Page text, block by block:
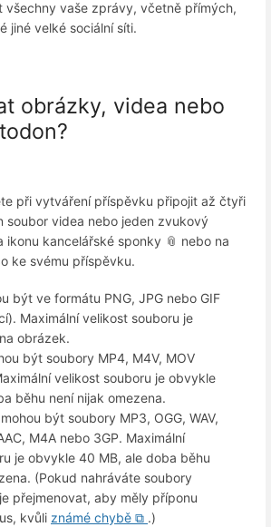
všechny vaše zprávy, včetně přímých,
jiné velké sociální síti.
obrázky, videa nebo
při vytváření příspěvku připojit až čtyři
soubor videa nebo jeden zvukový
ikonu kancelářské sponky 📎 nebo na
ke svému příspěvku.
být ve formátu PNG, JPG nebo GIF
Maximální velikost souboru je
obrázek.
být soubory MP4, M4V, MOV
velikost souboru je obvykle
běhu není nijak omezena.
být soubory MP3, OGG, WAV,
M4A nebo 3GP. Maximální
je obvykle 40 MB, ale doba běhu
(Pokud nahráváte soubory
přejmenovat, aby měly příponu
kvůli známé chybě ⧉ .)